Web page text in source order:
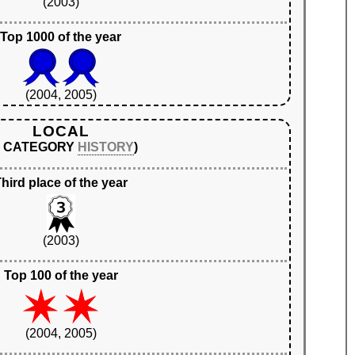
Top 1000 of the year
(2004, 2005)
LOCAL
CATEGORY HISTORY)
place of the year
(2003)
Top 100 of the year
(2004, 2005)